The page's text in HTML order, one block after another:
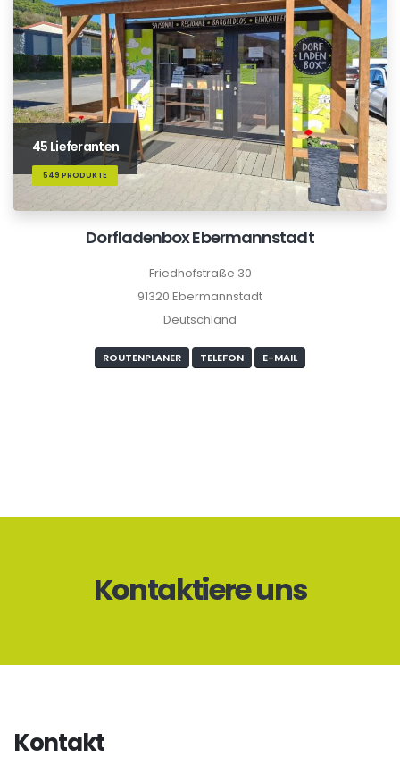
45 Lieferanten
549 PRODUKTE
Dorfladenbox Ebermannstadt
Friedhofstraße 30
91320 Ebermannstadt
Deutschland
ROUTENPLANER TELEFON E-MAIL
Kontaktiere uns
Kontakt